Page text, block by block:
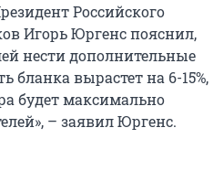
Российского
Игорь Юргенс пояснил,
нести дополнительные
бланка вырастет на 6-15%,
будет максимально
– заявил Юргенс.